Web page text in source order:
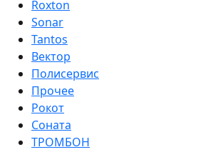
Roxton
Sonar
Tantos
Вектор
Полисервис
Прочее
Рокот
Соната
ТРОМБОН